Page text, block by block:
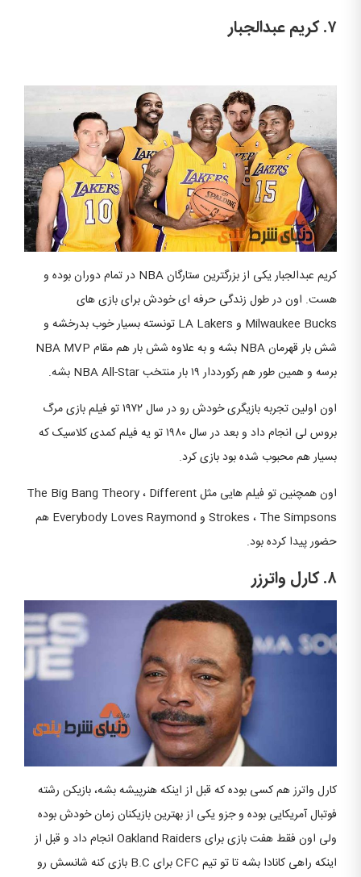
۷. کریم عبدالجبار
کریم عبدالجبار یکی از بزرگترین ستارگان NBA در تمام دوران بوده و
هست. اون در طول زندگی حرفه ای خودش برای بازی های
Milwaukee Bucks و LA Lakers تونسته بسیار خوب بدرخشه و
شش بار قهرمان NBA بشه و به علاوه شش بار هم مقام NBA MVP
برسه و همین طور هم رکورددار ۱۹ بار منتخب NBA All-Star بشه.
اون اولین تجربه بازیگری خودش رو در سال ۱۹۷۲ تو فیلم بازی مرگ
بروس لی انجام داد و بعد در سال ۱۹۸۰ تو یه فیلم کمدی کلاسیک که
بسیار هم محبوب شده بود بازی کرد.
اون همچنین تو فیلم هایی مثل The Big Bang Theory ، Different
Strokes ، The Simpsons و Everybody Loves Raymond هم
حضور پیدا کرده بود.
۸. کارل واترزر
کارل واترز هم کسی بوده که قبل از اینکه هنرپیشه بشه، بازیکن رشته
فوتبال آمریکایی بوده و جزو یکی از بهترین بازیکنان زمان خودش بوده
ولی اون فقط هفت بازی برای Oakland Raiders انجام داد و قبل از
اینکه راهی کانادا بشه تا تو تیم CFC برای B.C بازی کنه شانسش رو